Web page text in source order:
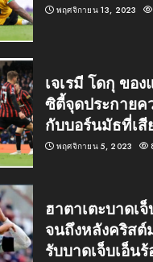
พฤศจิกายน 13, 2023
เจเรมี โดกุ ขอ
ซิตี้จุดประกาย
กับบอร์นมัธที่เสี
พฤศจิกายน 5, 2023
ฮาตาเตะบาดเ
จนถึงหลังคริสต์
รับบาดเจ็บเอ็น